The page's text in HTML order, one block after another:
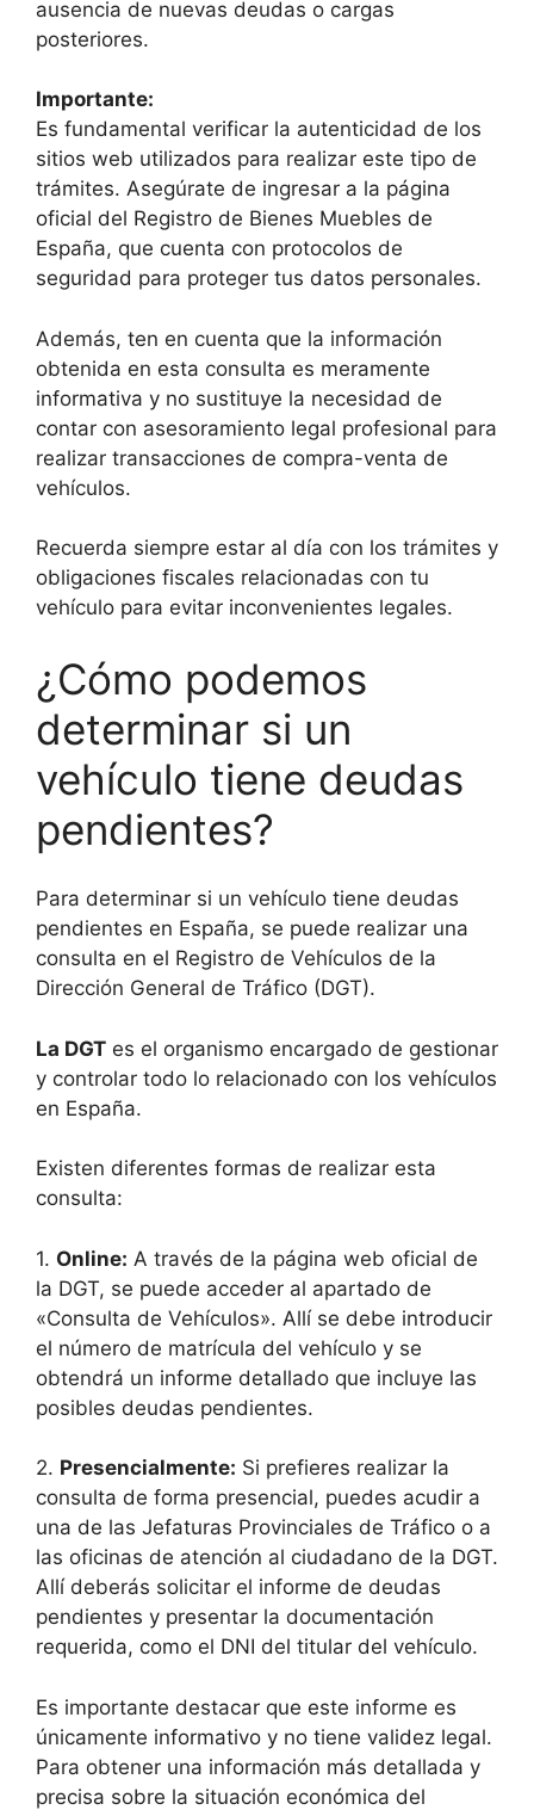
ausencia de nuevas deudas o cargas
posteriores.
Importante:
Es fundamental verificar la autenticidad de los
sitios web utilizados para realizar este tipo de
trámites. Asegúrate de ingresar a la página
oficial del Registro de Bienes Muebles de
España, que cuenta con protocolos de
seguridad para proteger tus datos personales.
Además, ten en cuenta que la información
obtenida en esta consulta es meramente
informativa y no sustituye la necesidad de
contar con asesoramiento legal profesional para
realizar transacciones de compra-venta de
vehículos.
Recuerda siempre estar al día con los trámites y
obligaciones fiscales relacionadas con tu
vehículo para evitar inconvenientes legales.
¿Cómo podemos
determinar si un
vehículo tiene deudas
pendientes?
Para determinar si un vehículo tiene deudas
pendientes en España, se puede realizar una
consulta en el Registro de Vehículos de la
Dirección General de Tráfico (DGT).
La DGT es el organismo encargado de gestionar
y controlar todo lo relacionado con los vehículos
en España.
Existen diferentes formas de realizar esta
consulta:
1. Online: A través de la página web oficial de
la DGT, se puede acceder al apartado de
«Consulta de Vehículos». Allí se debe introducir
el número de matrícula del vehículo y se
obtendrá un informe detallado que incluye las
posibles deudas pendientes.
2. Presencialmente: Si prefieres realizar la
consulta de forma presencial, puedes acudir a
una de las Jefaturas Provinciales de Tráfico o a
las oficinas de atención al ciudadano de la DGT.
Allí deberás solicitar el informe de deudas
pendientes y presentar la documentación
requerida, como el DNI del titular del vehículo.
Es importante destacar que este informe es
únicamente informativo y no tiene validez legal.
Para obtener una información más detallada y
precisa sobre la situación económica del